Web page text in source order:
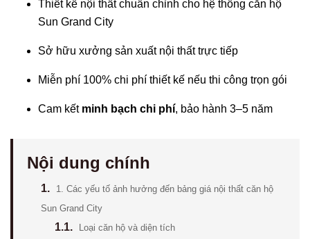
Thiết kế nội thất chuẩn chỉnh cho hệ thống căn hộ
Sun Grand City
Sở hữu xưởng sản xuất nội thất trực tiếp
Miễn phí 100% chi phí thiết kế nếu thi công trọn gói
Cam kết minh bạch chi phí, bảo hành 3–5 năm
Nội dung chính
1.
1. Các yếu tố ảnh hưởng đến bảng giá nội thất căn hộ
Sun Grand City
1.1. Loại căn hộ và diện tích